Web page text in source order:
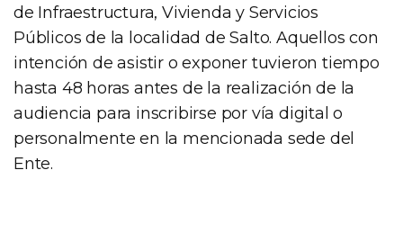
de Infraestructura, Vivienda y Servicios
Públicos de la localidad de Salto. Aquellos con
intención de asistir o exponer tuvieron tiempo
hasta 48 horas antes de la realización de la
audiencia para inscribirse por vía digital o
personalmente en la mencionada sede del
Ente.